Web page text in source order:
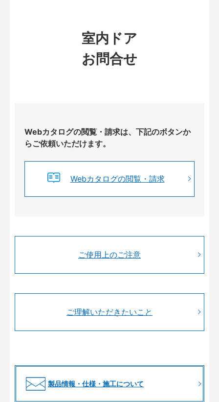
室内ドア
お問合せ
Webカタログの閲覧・請求は、下記のボタンか
らご依頼いただけます。
Webカタログの閲覧・請求
ご使用上のご注意
ご理解いただきたいこと
製品情報・仕様・施工について